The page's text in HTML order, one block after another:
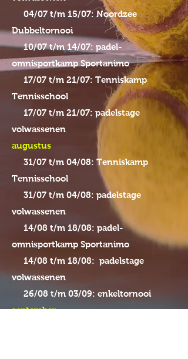
04/07 t/m 15/07: Noordzee
Dubbeltornooi
10/07 t/m 14/07: padel-
omnisportkamp Sportanimo
17/07 t/m 21/07: Tenniskamp
Tennisschool
17/07 t/m 21/07: padelstage
volwassenen
augustus
31/07 t/m 04/08: Tenniskamp
Tennisschool
31/07 t/m 04/08: padelstage
volwassenen
14/08 t/m 18/08: padel-
omnisportkamp Sportanimo
14/08 t/m 18/08: padelstage
volwassenen
26/08 t/m 03/09: enkeltornooi
september